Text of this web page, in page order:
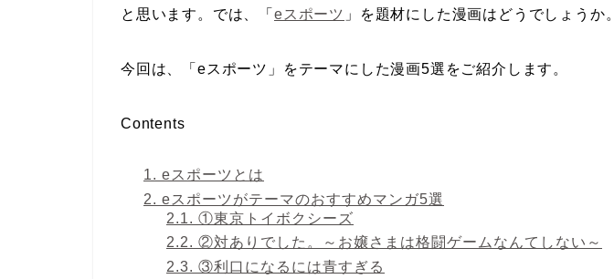
と思います。では、「 eスポーツ 」を題材にした漫画はどうでしょうか。
今回は、「eスポーツ」をテーマにした漫画5選をご紹介します。
Contents
1. eスポーツとは
2. eスポーツがテーマのおすすめマンガ5選
2.1. ①東京トイボクシーズ
2.2. ②対ありでした。～お嬢さまは格闘ゲームなんてしない～
2.3. ③利口になるには青すぎる